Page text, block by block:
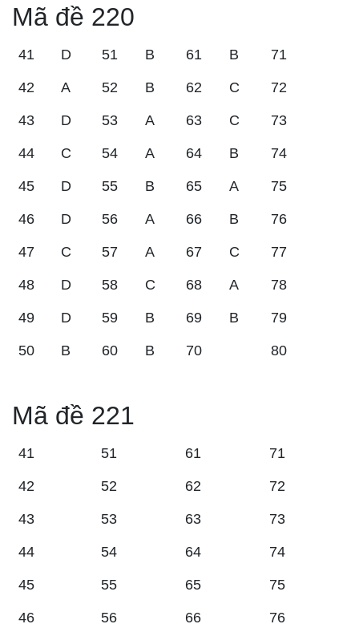
Mã đề 220
41 D 51 B 61 B 71
42 A 52 B 62 C 72
43 D 53 A 63 C 73
44 C 54 A 64 B 74
45 D 55 B 65 A 75
46 D 56 A 66 B 76
47 C 57 A 67 C 77
48 D 58 C 68 A 78
49 D 59 B 69 B 79
50 B 60 B 70 80
Mã đề 221
41 51 61 71
42 52 62 72
43 53 63 73
44 54 64 74
45 55 65 75
46 56 66 76